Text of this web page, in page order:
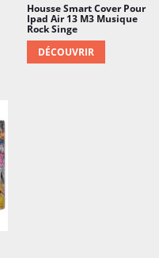
Housse Smart Cover Pour
Ipad Air 13 M3 Musique
Rock Singe
DÉCOUVRIR